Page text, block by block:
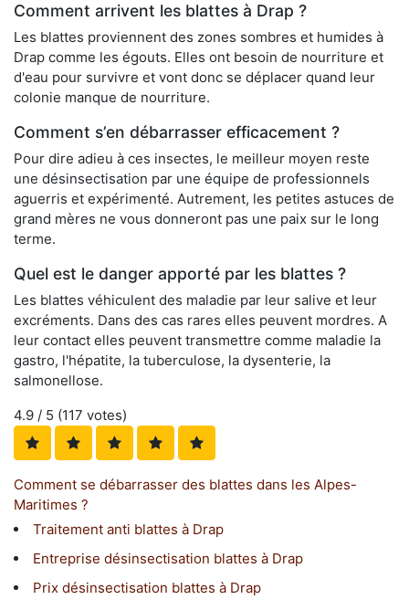
Comment arrivent les blattes à Drap ?
Les blattes proviennent des zones sombres et humides à
Drap comme les égouts. Elles ont besoin de nourriture et
d'eau pour survivre et vont donc se déplacer quand leur
colonie manque de nourriture.
Comment s’en débarrasser efficacement ?
Pour dire adieu à ces insectes, le meilleur moyen reste
une désinsectisation par une équipe de professionnels
aguerris et expérimenté. Autrement, les petites astuces de
grand mères ne vous donneront pas une paix sur le long
terme.
Quel est le danger apporté par les blattes ?
Les blattes véhiculent des maladie par leur salive et leur
excréments. Dans des cas rares elles peuvent mordres. A
leur contact elles peuvent transmettre comme maladie la
gastro, l'hépatite, la tuberculose, la dysenterie, la
salmonellose.
4.9 / 5 (117 votes)
Comment se débarrasser des blattes dans les Alpes-
Maritimes ?
Traitement anti blattes à Drap
Entreprise désinsectisation blattes à Drap
Prix désinsectisation blattes à Drap